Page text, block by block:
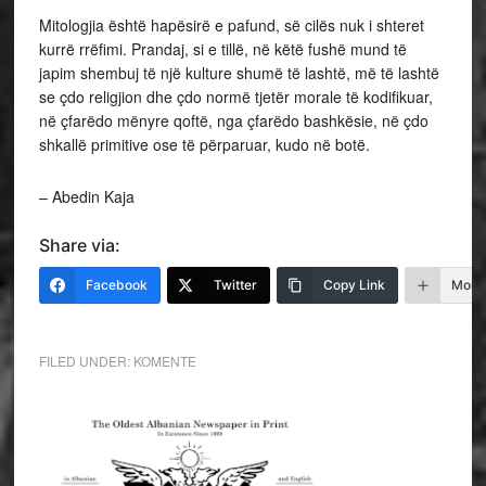
Mitologjia është hapësirë e pafund, së cilës nuk i shteret
kurrë rrëfimi. Prandaj, si e tillë, në këtë fushë mund të
japim shembuj të një kulture shumë të lashtë, më të lashtë
se çdo religjion dhe çdo normë tjetër morale të kodifikuar,
në çfarëdo mënyre qoftë, nga çfarëdo bashkësie, në çdo
shkallë primitive ose të përparuar, kudo në botë.
– Abedin Kaja
Share via:
Facebook Twitter Copy Link More
FILED UNDER: KOMENTE